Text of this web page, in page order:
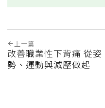
上一篇
改善職業性下背痛 從姿
勢、運動與減壓做起